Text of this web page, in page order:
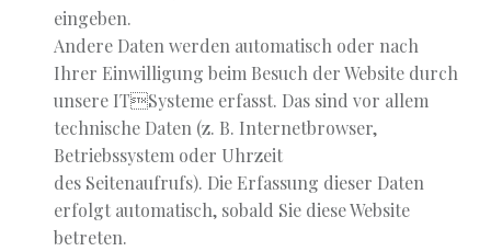
eingeben.
Andere Daten werden automatisch oder nach
Ihrer Einwilligung beim Besuch der Website durch
unsere ITSysteme erfasst. Das sind vor allem
technische Daten (z. B. Internetbrowser,
Betriebssystem oder Uhrzeit
des Seitenaufrufs). Die Erfassung dieser Daten
erfolgt automatisch, sobald Sie diese Website
betreten.